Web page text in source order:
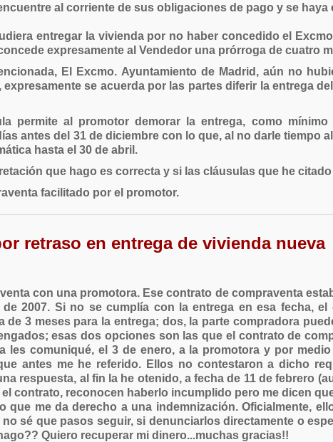
al corriente de sus obligaciones de pago y se
entregar la vivienda por no haber concedido el
expresamente al Vendedor una prórroga de cuatro
El Excmo. Ayuntamiento de Madrid, aún no
se acuerda por las partes diferir la entrega
permite al promotor demorar la entrega, como
antes del 31 de diciembre con lo que, al no darle tiempo
hasta el 30 de abril.
que hago es correcta y si las cláusulas que he
facilitado por el promotor.
retraso en entrega de vivienda nueva
con una promotora. Ese contrato de compraventa
2007. Si no se cumplía con la entrega en esa fecha,
3 meses para la entrega; dos, la parte compradora
esas dos opciones son las que el contrato de
les comuniqué, el 3 de enero, a la promotora y por
antes me he referido. Ellos no contestaron a dicho
respuesta, al fin la he otenido, a fecha de 11 de febrero
contrato, reconocen haberlo incumplido pero me dicen
me da derecho a una indemnización. Oficialmente,
sé que pasos seguir, si denunciarlos directamente o
Quiero recuperar mi dinero...muchas gracias!!